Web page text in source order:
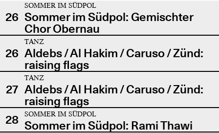
26
SOMMER IM SÜDPOL
Sommer im Südpol: Gemischter
Chor Obernau
26
TANZ
Aldebs / Al Hakim / Caruso / Zünd:
raising flags
27
TANZ
Aldebs / Al Hakim / Caruso / Zünd:
raising flags
28
SOMMER IM SÜDPOL
Sommer im Südpol: Rami Thawi